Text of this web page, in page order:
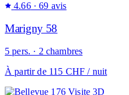
4.66 · 69 avis
Marigny 58
5 pers. · 2 chambres
À partir de115 CHF / nuit
Visite 3D